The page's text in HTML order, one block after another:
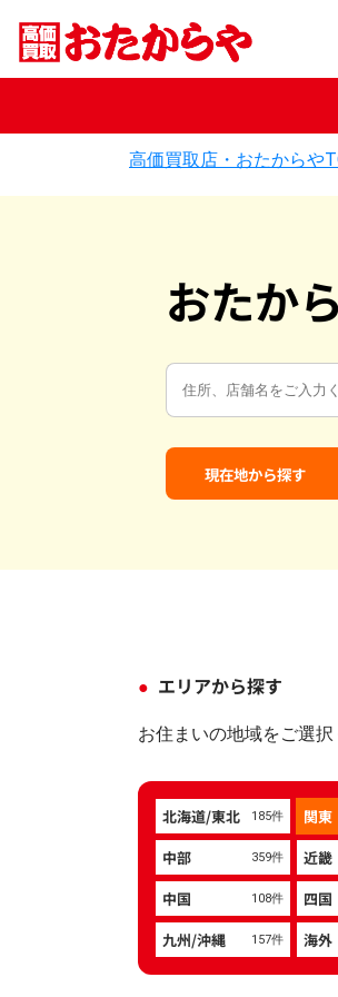
高価買取店・おたからや
おたか
現在地から探す
エリアから探す
お住まいの地域をご選択
北海道/東北 185件 関東
中部 359件 近畿
中国 108件 四国
九州/沖縄 157件 海外